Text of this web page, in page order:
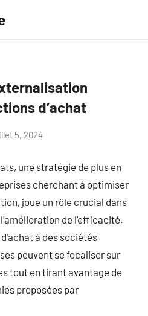
d’achat
5, 2024
une stratégie de plus en
cherchant à optimiser
joue un rôle crucial dans
de l’efficacité.
à des sociétés
peuvent se focaliser sur
tout en tirant avantage de
proposées par